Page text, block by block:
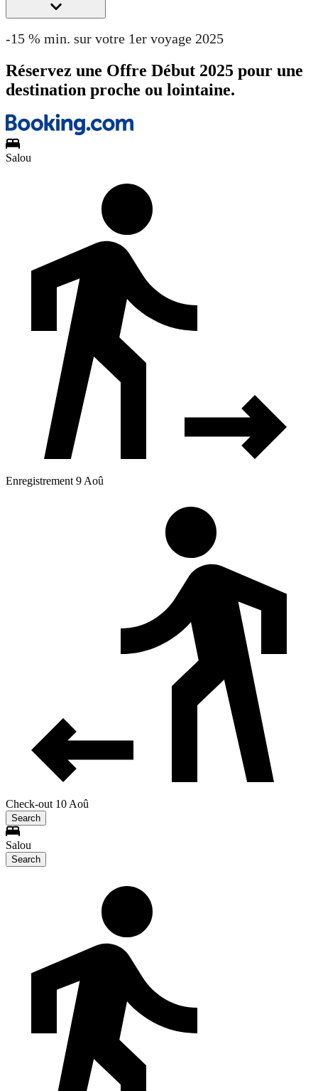
-15 % min. sur votre 1er voyage 2025
Réservez une Offre Début 2025 pour une
destination proche ou lointaine.
Salou
Enregistrement 9 Aoû
Check-out 10 Aoû
Search
Salou
Search